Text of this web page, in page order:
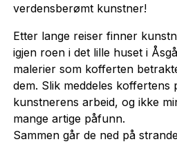
verdensberømt kunstner!
Etter lange reiser finner
igjen roen i det lille huset i
malerier som kofferten
dem. Slik meddeles koffertens
kunstnerens arbeid, og ikke
mange artige påfunn.
Sammen går de ned på